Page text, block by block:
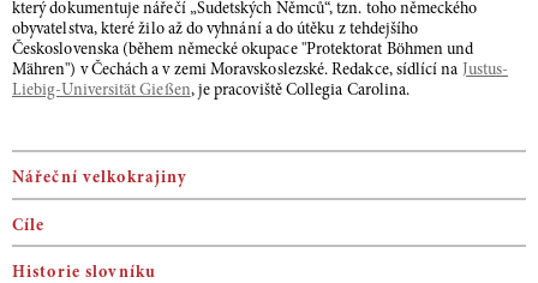
který dokumentuje nářečí „Sudetských Němců“, tzn. toho německého
obyvatelstva, které žilo až do vyhnání a do útěku z tehdejšího
Československa (během německé okupace "Protektorat Böhmen und
Mähren") v Čechách a v zemi Moravskoslezské. Redakce, sídlící na Justus-
Liebig-Universität Gießen, je pracoviště Collegia Carolina.
Nářeční velkokrajiny
Cíle
Historie slovníku